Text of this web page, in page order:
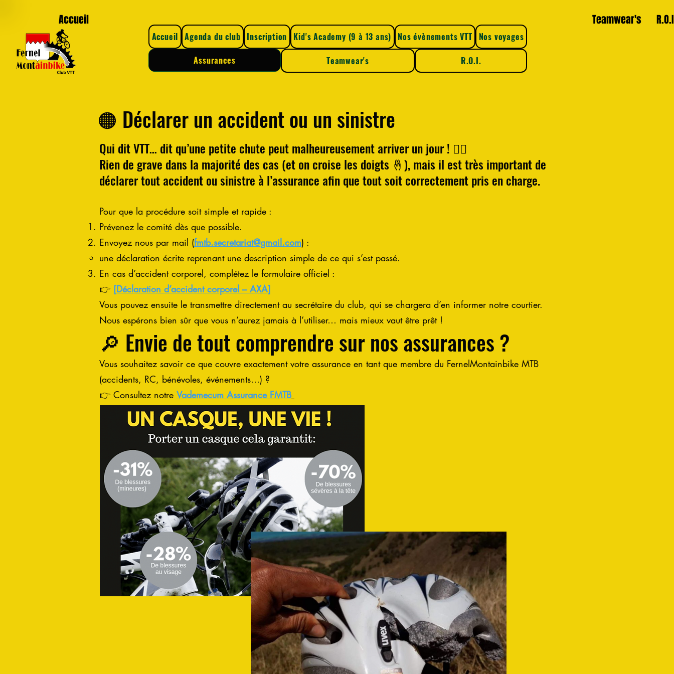
Accueil Agenda du club Inscription Kid's Academy (9 à 13 ans) Nos évènements VTT
Nos voyages
Assurances
Teamwear's R.O.I.
🟠 Déclarer un accident ou un sinistre
Qui dit VTT… dit qu’une petite chute peut malheureusement arriver un jour ! 🚵‍♂️
Rien de grave dans la majorité des cas (et on croise les doigts 🤞), mais il est très important de
déclarer tout accident ou sinistre à l’assurance afin que tout soit correctement pris en charge.
Pour que la procédure soit simple et rapide :
Prévenez le comité dès que possible.
Envoyez nous par mail (fmtb.secretariat@gmail.com) :
une déclaration écrite reprenant une description simple de ce qui s’est passé.
En cas d’accident corporel, complétez le formulaire officiel :
👉 [Déclaration d’accident corporel – AXA]
Vous pouvez ensuite le transmettre directement au secrétaire du club, qui se chargera d’en informer notre courtier.
Nous espérons bien sûr que vous n’aurez jamais à l’utiliser… mais mieux vaut être prêt !
🔎 Envie de tout comprendre sur nos assurances ?
Vous souhaitez savoir ce que couvre exactement votre assurance en tant que membre du FernelMontainbike MTB
(accidents, RC, bénévoles, événements…) ?
👉 Consultez notre Vademecum Assurance FMTB
Accueil Teamwear's